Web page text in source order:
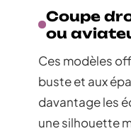
Coupe
ou
Ces modèles
buste et aux
davantage les
une silhouette